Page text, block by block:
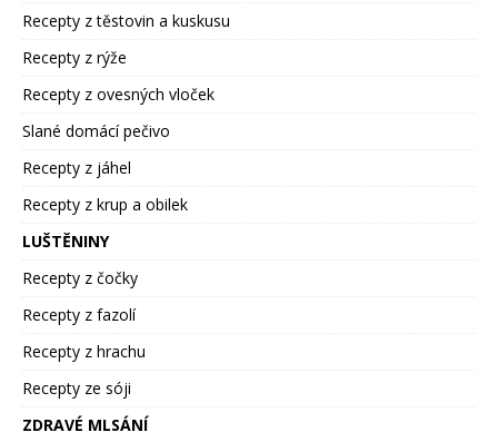
Recepty z těstovin a kuskusu
Recepty z rýže
Recepty z ovesných vloček
Slané domácí pečivo
Recepty z jáhel
Recepty z krup a obilek
LUŠTĚNINY
Recepty z čočky
Recepty z fazolí
Recepty z hrachu
Recepty ze sóji
ZDRAVÉ MLSÁNÍ